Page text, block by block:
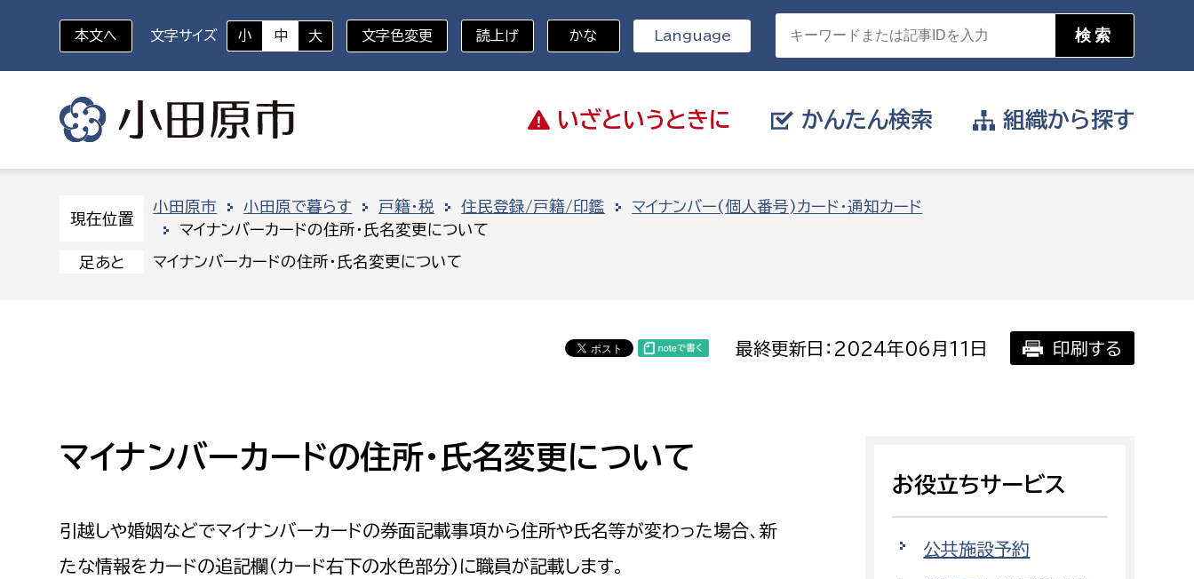
いざと いうときに
いざというときに
休日救急外来 防災・ハザードマップ
かんたん検索
対象者を選択
新生児・乳幼児
若者
妊産婦
高齢者
分野を選択
戸籍
福祉・健康
環境・エネルギー
地域経済
目的を選択
証明書がほしい
働きたい
組織から探す
組織から探す
財産管理課
市民税課
市民部
地域政策課
防災部
防災対策課
文化部 環境部
本文へ 文字サイズ 小 中 大 文字色変更 読上げ かな Language
現在位置
小田原市 小田原で暮らす 戸籍・税 住民登録/戸籍/印鑑
マイナンバー(個人番号)カード・通知カード
マイナンバーカードの住所・氏名変更について
足あと マイナンバーカードの住所・氏名変更について
最終更新日：2024年06月11日 印刷する
マイナンバーカードの住所・氏名変更について
引越しや婚姻などでマイナンバーカードの券面記載事項から住所や氏名等が変わった場合、新
たな情報をカードの追記欄（カード右下の水色部分）に職員が記載します。
お役立ちサービス
公共施設予約